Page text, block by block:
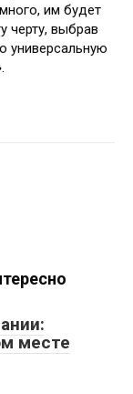
им будет
черту, выбрав
универсальную
месте